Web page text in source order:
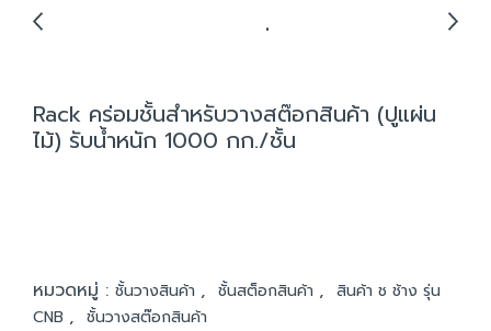
Rack คร่อมชั้นสำหรับวางสต๊อกสินค้า (ปูแผ่น
ไม้) รับน้ำหนัก 1000 กก./ชั้น
หมวดหมู่ : ชั้นวางสินค้า , ชั้นสต็อกสินค้า , สินค้า ช ช้าง รุ่น
CNB , ชั้นวางสต๊อกสินค้า